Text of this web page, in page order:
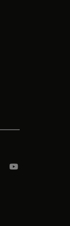
서 열림